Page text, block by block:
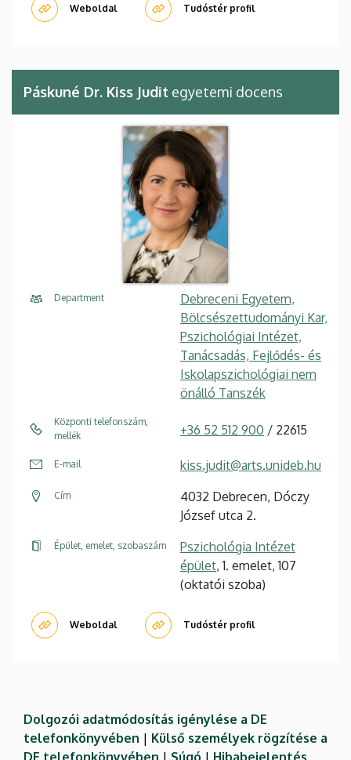
Weboldal Tudóstér profil
Páskuné Dr. Kiss Judit egyetemi docens
Department
Debreceni Egyetem,
Bölcsészettudományi Kar,
Pszichológiai Intézet,
Tanácsadás, Fejlődés- és
Iskolapszichológiai nem
önálló Tanszék
Központi telefonszám,
mellék
+36 52 512 900 / 22615
E-mail kiss.judit@arts.unideb.hu
Cím
4032 Debrecen, Dóczy
József utca 2.
Épület, emelet, szobaszám
Pszichológia Intézet
épület, 1. emelet, 107
(oktatói szoba)
Weboldal Tudóstér profil
Dolgozói adatmódosítás igénylése a DE
telefonkönyvében | Külső személyek rögzítése a
DE telefonkönyvében | Súgó | Hibabejelentés